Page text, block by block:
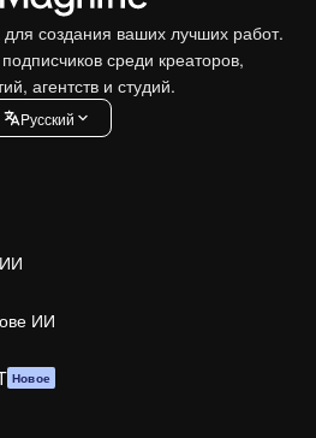
создания ваших лучших работ.
среди креаторов,
агентств и студий.
Pусский
ИИ
Новое